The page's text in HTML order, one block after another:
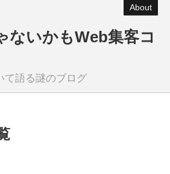
About
ないかもWeb集客コ
て語る謎のブログ